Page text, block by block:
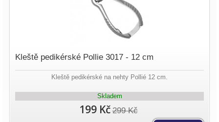
Kleště pedikérské Pollie 3017 - 12 cm
Kleště pedikérské na nehty Pollié 12 cm.
Skladem
199 Kč 299 Kč